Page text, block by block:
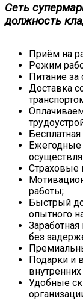
Сеть
должность
Приём на
Режим
Питание за
Доставка
Страховые
работы;
Быстрый
опытного
без
Подарки и
Удобные